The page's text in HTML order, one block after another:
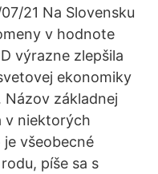
21 Na Slovensku
v hodnote
výrazne zlepšila
ekonomiky
Názov základnej
v niektorých
všeobecné
píše sa s